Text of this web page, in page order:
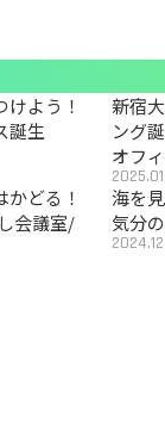
よう！
誕生
新宿
ング
オフ
どる！
会議室/
海を
気分